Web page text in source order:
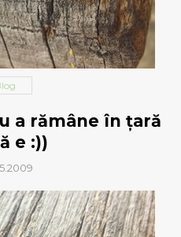
a rămâne în ţară
e :))